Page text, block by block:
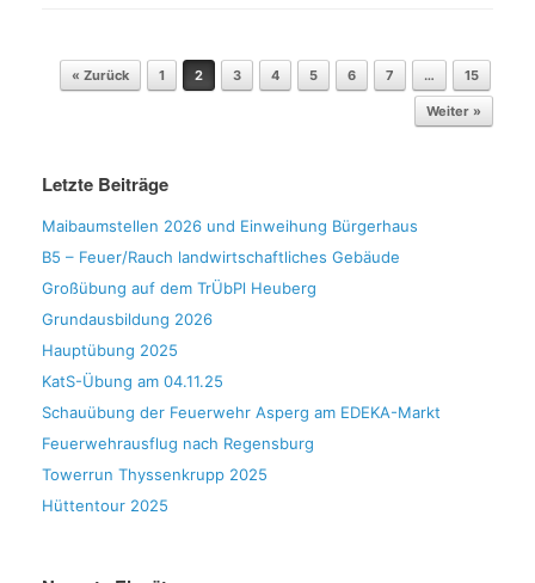
Beitragsnavigation
« Zurück 1 2 3 4 5 6 7 … 15
Weiter »
Letzte Beiträge
Maibaumstellen 2026 und Einweihung Bürgerhaus
B5 – Feuer/Rauch landwirtschaftliches Gebäude
Großübung auf dem TrÜbPl Heuberg
Grundausbildung 2026
Hauptübung 2025
KatS-Übung am 04.11.25
Schauübung der Feuerwehr Asperg am EDEKA-Markt
Feuerwehrausflug nach Regensburg
Towerrun Thyssenkrupp 2025
Hüttentour 2025